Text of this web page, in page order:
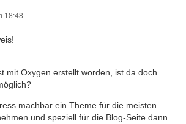
18:48
mit Oxygen erstellt worden, ist da doch
machbar ein Theme für die meisten
und speziell für die Blog-Seite dann